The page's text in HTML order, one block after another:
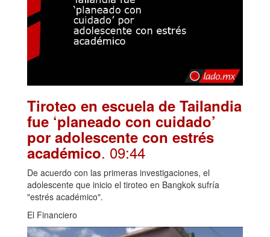
Tiroteo en escuela de Tailandia
fue ‘planeado con cuidado’
por adolescente con estrés
académico. 09:44
De acuerdo con las primeras investigaciones, el
adolescente que inicio el tiroteo en Bangkok sufría
"estrés académico".
El Financiero